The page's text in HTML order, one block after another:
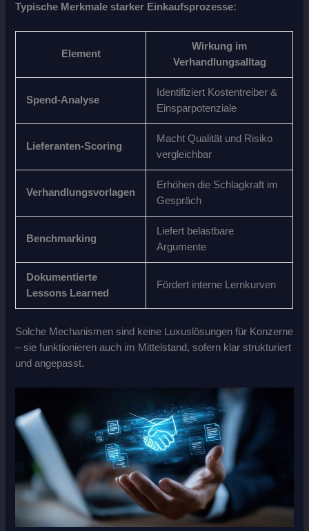
Typische Merkmale starker Einkaufsprozesse:
Element
Wirkung im
Verhandlungsalltag
Spend-Analyse
Identifiziert Kostentreiber &
Einsparpotenziale
Lieferanten-Scoring
Macht Qualität und Risiko
vergleichbar
Verhandlungsvorlagen
Erhöhen die Schlagkraft im
Gespräch
Benchmarking
Liefert belastbare
Argumente
Dokumentierte
Lessons Learned
Fördert interne Lernkurven
Solche Mechanismen sind keine Luxuslösungen für Konzerne
– sie funktionieren auch im Mittelstand, sofern klar strukturiert
und angepasst.